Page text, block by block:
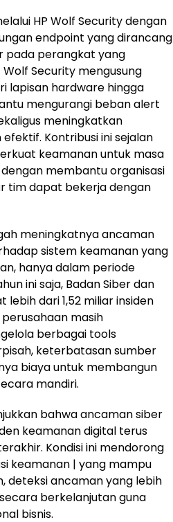
HP Wolf Security dengan
endpoint yang dirancang
pada perangkat yang
Security mengusung
lapisan hardware hingga
mengurangi beban alert
meningkatkan
Kontribusi ini sejalan
keamanan untuk masa
membantu organisasi
tim dapat bekerja dengan
meningkatnya ancaman
sistem keamanan yang
hanya dalam periode
ini saja, Badan Siber dan
lebih dari 1,52 miliar insiden
perusahaan masih
berbagai tools
keterbatasan sumber
biaya untuk membangun
mandiri.
bahwa ancaman siber
keamanan digital terus
Kondisi ini mendorong
keamanan | yang mampu
deteksi ancaman yang lebih
berkelanjutan guna
bisnis.